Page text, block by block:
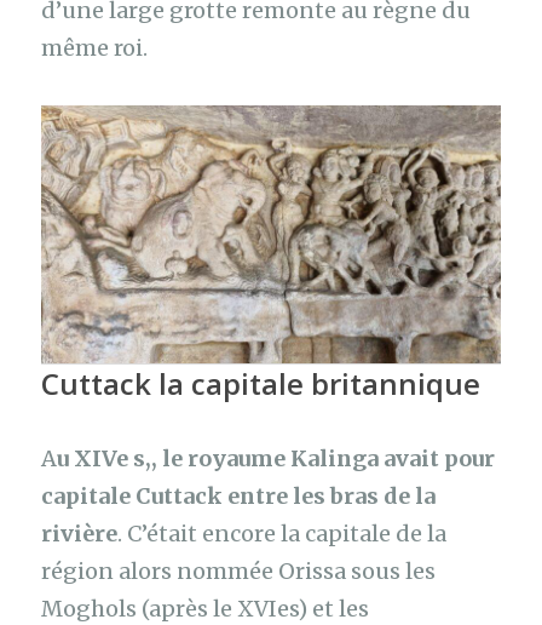
d’une large grotte remonte au règne du
même roi.
Cuttack la capitale britannique
Au XIVe s,, le royaume Kalinga avait pour
capitale Cuttack entre les bras de la
rivière. C’était encore la capitale de la
région alors nommée Orissa sous les
Moghols (après le XVIes) et les